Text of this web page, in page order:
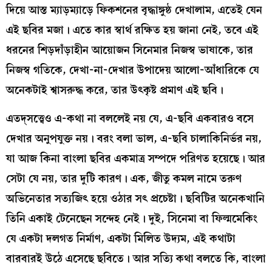
দিয়ে আস্ত ম্যাড়ম্যাড়ে ফিকশনের বৃদ্ধাঙ্গুষ্ঠ দেখালাম, এতেই যেন
এই ছবির মজা। এতে কার স্বার্থ রক্ষিত হয় জানা নেই, তবে এই
ধরনের শিড়দাঁড়াহীন আয়োজন সিনেমার নিজস্ব ভাষাকে, তার
নিজস্ব গতিকে, দেখা-না-দেখার উপাদেয় আলো-আঁধারিকে যে
অনেকটাই শ্বাসরুদ্ধ করে, তার উৎকৃষ্ট প্রমাণ এই ছবি।
এতদ্স‌ত্ত্বেও এ-কথা না বললেই নয় যে, এ-ছবি একবারও বসে
দেখার অনুপযুক্ত নয়। বরং বলা ভাল, এ-ছবি চালাকিনির্ভর নয়,
যা আজ কিনা বাংলা ছবির একমাত্র সম্পদে পরিণত হয়েছে। আর
সেটা যে নয়, তার দুটি কারণ। এক, জীতু কমল নামে তরুণ
অভিনেতার সত্যজিৎ হয়ে ওঠার সৎ প্রচেষ্টা। ছবিটির অনেকখানি
তিনি একাই টেনেছেন সন্দেহ নেই। দুই, সিনেমা বা ফিল্মমেকিং
যে একটা দলগত নির্মাণ, একটা মিলিত উদ্যম, এই কথাটা
বারবারই উঠে এসেছে ছবিতে। আর সত্যি কথা বলতে কি, বাংলা